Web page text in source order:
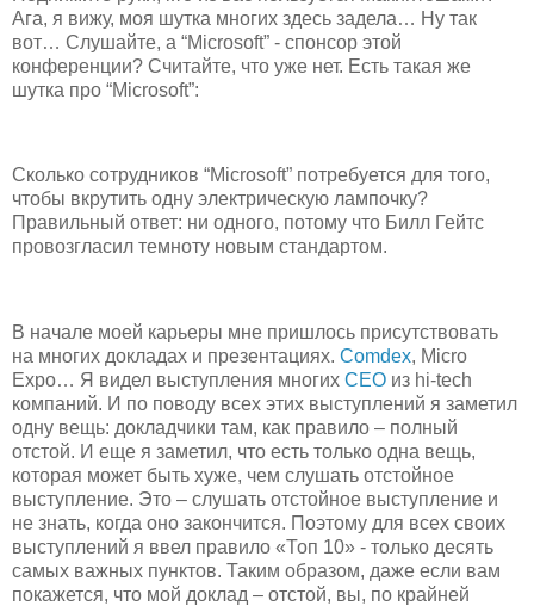
Ага, я вижу, моя шутка многих здесь задела… Ну так
вот… Слушайте, а “Microsoft” - спонсор этой
конференции? Считайте, что уже нет. Есть такая же
шутка про “Microsoft”:
Сколько сотрудников “Microsoft” потребуется для того,
чтобы вкрутить одну электрическую лампочку?
Правильный ответ: ни одного, потому что Билл Гейтс
провозгласил темноту новым стандартом.
В начале моей карьеры мне пришлось присутствовать
на многих докладах и презентациях. Comdex, Micro
Expo… Я видел выступления многих CEO из hi-tech
компаний. И по поводу всех этих выступлений я заметил
одну вещь: докладчики там, как правило – полный
отстой. И еще я заметил, что есть только одна вещь,
которая может быть хуже, чем слушать отстойное
выступление. Это – слушать отстойное выступление и
не знать, когда оно закончится. Поэтому для всех своих
выступлений я ввел правило «Топ 10» - только десять
самых важных пунктов. Таким образом, даже если вам
покажется, что мой доклад – отстой, вы, по крайней